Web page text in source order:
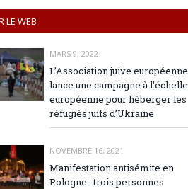
LE WEB
MARS 9, 2022
L’Association juive européenne
lance une campagne à l’échelle
européenne pour héberger les
réfugiés juifs d’Ukraine
NOVEMBRE 16, 2021
Manifestation antisémite en
Pologne : trois personnes